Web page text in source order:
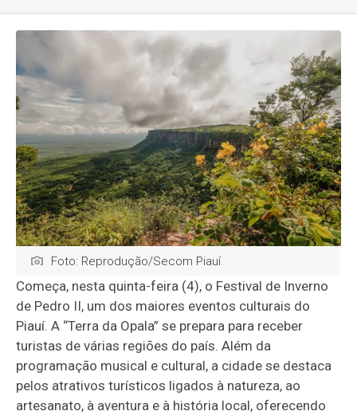
Foto: Reprodução/Secom Piauí
Começa, nesta quinta-feira (4), o Festival de Inverno
de Pedro II, um dos maiores eventos culturais do
Piauí. A “Terra da Opala” se prepara para receber
turistas de várias regiões do país. Além da
programação musical e cultural, a cidade se destaca
pelos atrativos turísticos ligados à natureza, ao
artesanato, à aventura e à história local, oferecendo